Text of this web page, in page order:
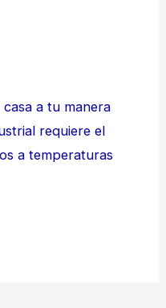
a tu manera
requiere el
a temperaturas